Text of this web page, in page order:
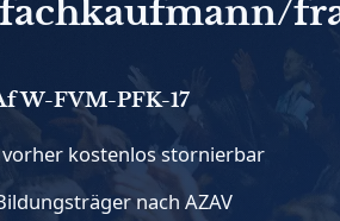
FVM-PFK-17
vorher kostenlos stornierbar
nach AZAV